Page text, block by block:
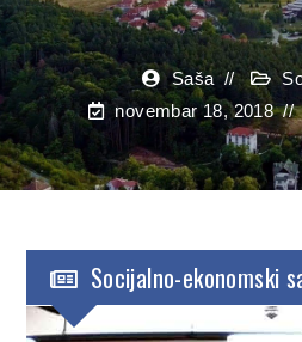
Saša
novembar 18, 2018
Socijalno-ekonomski